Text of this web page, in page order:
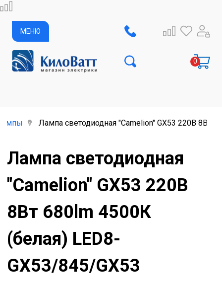
МЕНЮ
Лампа светодиодная "Camelion" GX53 220В 8Вт
Лампа светодиодная
"Camelion" GX53 220В
8Вт 680lm 4500К
(белая) LED8-
GX53/845/GX53